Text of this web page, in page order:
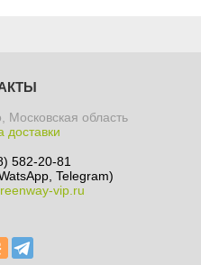
Московская область
доставки
582-20-81
Telegram)
vip.ru